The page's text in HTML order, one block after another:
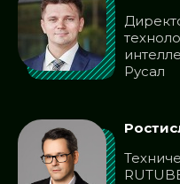
Русал